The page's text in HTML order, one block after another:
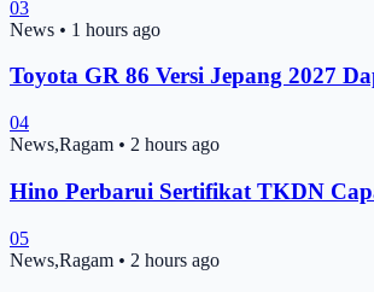
03
News • 1 hours ago
Toyota GR 86 Versi Jepang 2027
04
News,Ragam • 2 hours ago
Hino Perbarui Sertifikat TKDN
05
News,Ragam • 2 hours ago